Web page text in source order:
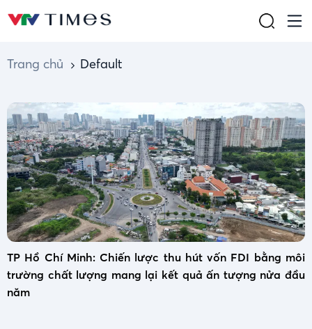
Trang chủ Default
TP Hồ Chí Minh: Chiến lược thu hút vốn FDI bằng môi
trường chất lượng mang lại kết quả ấn tượng nửa đầu
năm